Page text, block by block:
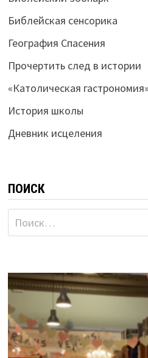
Библейская сенсорика
География Спасения
Прочертить след в истории
«Католическая
История школы
Дневник исцеления
ПОИСК
Найти: